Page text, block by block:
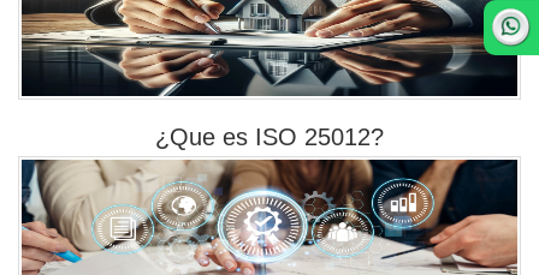
¿Que es ISO 25012?